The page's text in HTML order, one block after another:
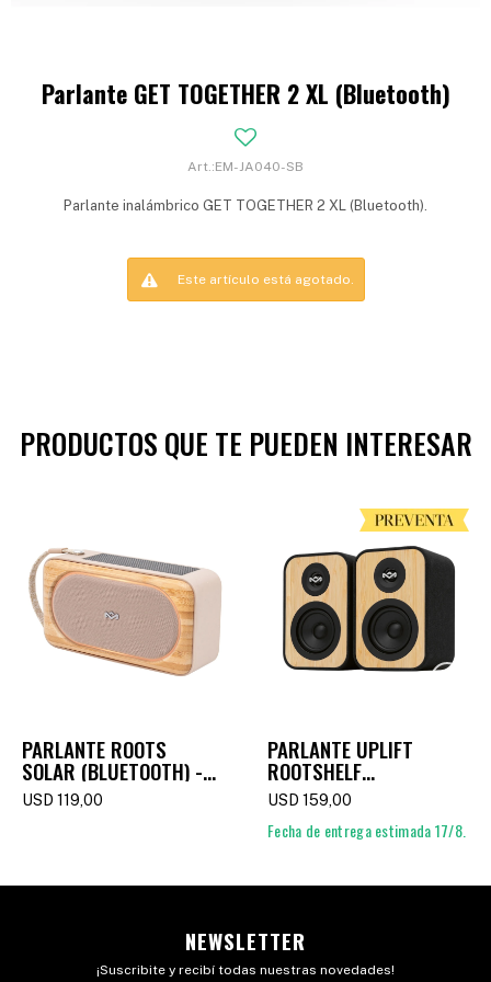
Parlante GET TOGETHER 2 XL (Bluetooth)
EM-JA040-SB
Parlante inalámbrico GET TOGETHER 2 XL (Bluetooth).
Este artículo está agotado.
PRODUCTOS QUE TE PUEDEN INTERESAR
PARLANTE ROOTS
SOLAR (BLUETOOTH) -
CREAM
USD 119,00
PARLANTE UPLIFT
ROOTSHELF
(BLUETOOTH)
USD 159,00
Fecha de entrega estimada 17/8.
NEWSLETTER
¡Suscribite y recibí todas nuestras novedades!